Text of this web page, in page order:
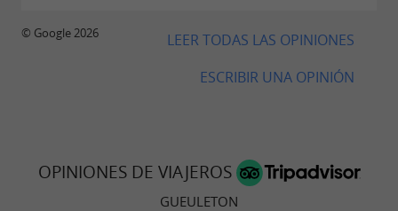
LEER TODAS LAS OPINIONES
ESCRIBIR UNA OPINIÓN
© Google 2026
OPINIONES DE VIAJEROS
GUEULETON